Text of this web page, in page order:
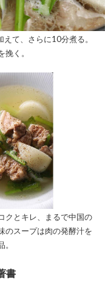
て、さらに10分煮る。
く。
クとキレ、まるで中国の
のスープは肉の発酵汁を
書